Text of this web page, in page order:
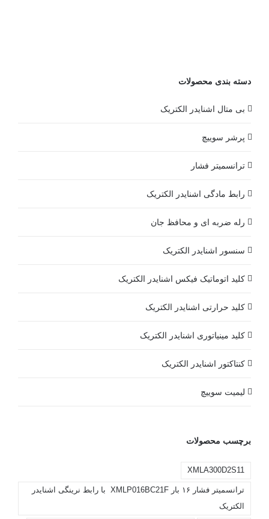
دسته بندی محصولات
بی متال اشنایدر الکتریک
پرشر سوییچ
ترانسمیتر فشار
رابط مادگی اشنایدر الکتریک
رله ضربه ای و محافظ جان
سنسور اشنایدر الکتریک
کلید اتوماتیک فیکس اشنایدر الکتریک
کلید حرارتی اشنایدر الکتریک
کلید مينياتوری اشنایدر الکتریک
کنتاکتور اشنایدر الکتریک
لیمیت سوییچ
برچسب محصولات
XMLA300D2S11
ترانسمیتر فشار ۱۶ بار XMLP016BC21F با رابط نرینگی اشنایدر
الکتریک